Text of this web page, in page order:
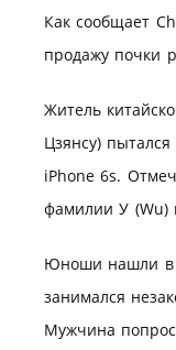
Как сообщает
продажу почки
Житель
Цзянсу)
iPhone 6s.
фамилии У (Wu)
Юноши нашли в
занимался
Мужчина